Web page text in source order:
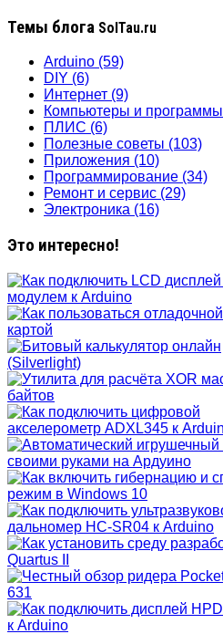
Темы блога SolTau.ru
Arduino (59)
DIY (6)
Интернет (9)
Компьютеры и программы
ПЛИС (6)
Полезные советы (103)
Приложения (10)
Программирование (34)
Ремонт и сервис (29)
Электроника (16)
Это интересно!